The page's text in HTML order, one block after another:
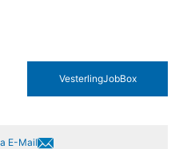
Vesterling­JobBox
E-Mail